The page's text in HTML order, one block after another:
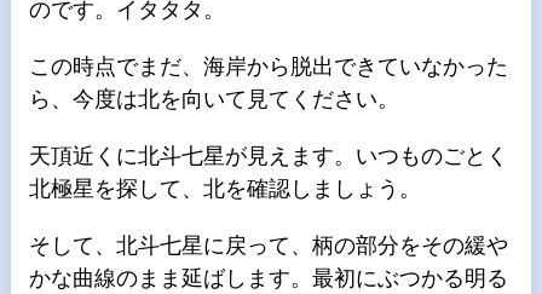
のです。イタタタ。
この時点でまだ、海岸から脱出できていなかった
ら、今度は北を向いて見てください。
天頂近くに北斗七星が見えます。いつものごとく
北極星を探して、北を確認しましょう。
そして、北斗七星に戻って、柄の部分をその緩や
かな曲線のまま延ばします。最初にぶつかる明る